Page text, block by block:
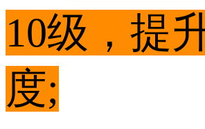
10级，提
度;